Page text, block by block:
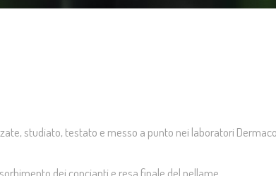
studiato, testato e messo a punto nei laboratori
dei concianti e resa finale del pellame.